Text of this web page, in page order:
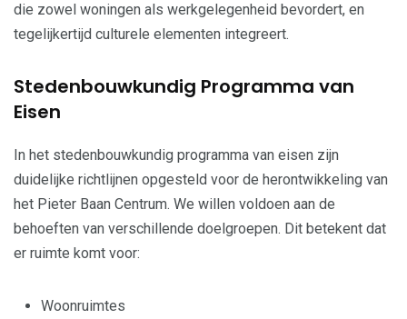
die zowel woningen als werkgelegenheid bevordert, en
tegelijkertijd culturele elementen integreert.
Stedenbouwkundig Programma van
Eisen
In het stedenbouwkundig programma van eisen zijn
duidelijke richtlijnen opgesteld voor de herontwikkeling van
het Pieter Baan Centrum. We willen voldoen aan de
behoeften van verschillende doelgroepen. Dit betekent dat
er ruimte komt voor:
Woonruimtes